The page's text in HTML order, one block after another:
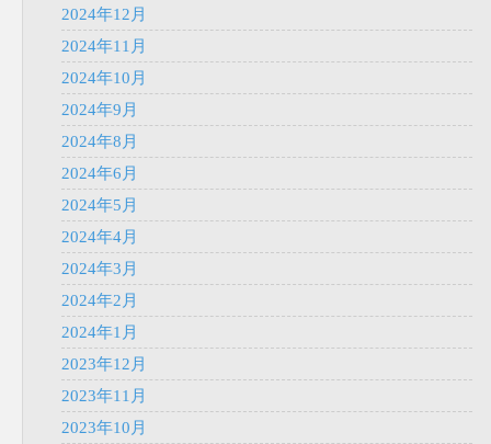
2024年12月
2024年11月
2024年10月
2024年9月
2024年8月
2024年6月
2024年5月
2024年4月
2024年3月
2024年2月
2024年1月
2023年12月
2023年11月
2023年10月